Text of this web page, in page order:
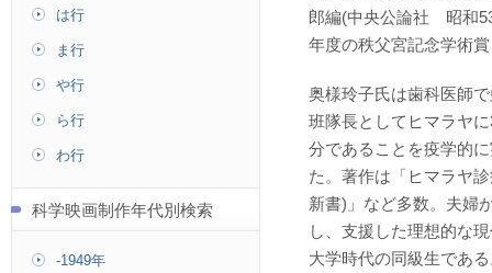
郎編(中央公論社 昭和
年度の秩父宮記念学術
奥様玲子氏は歯科医師
班隊長としてヒマラヤ
分であることを疫学的
た。著作は「ヒマラヤ
新書)」など多数。夫婦
し、支援した理想的な
大学時代の同級生であ
は行
ま行
や行
ら行
わ行
科学映画制作年代別検索
-1949年